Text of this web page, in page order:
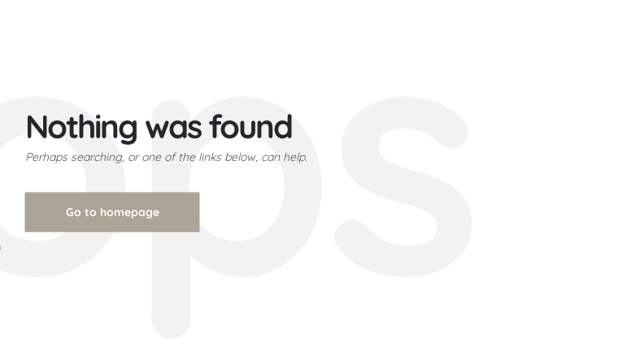
Nothing was found
Perhaps searching, or one of the links below, can help.
Go to homepage